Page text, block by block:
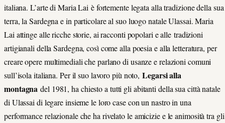
italiana. L’arte di Maria Lai è fortemente legata alla tradizione della sua
terra, la Sardegna e in particolare al suo luogo natale Ulassai. Maria
Lai attinge alle ricche storie, ai racconti popolari e alle tradizioni
artigianali della Sardegna, così come alla poesia e alla letteratura, per
creare opere multimediali che parlano di usanze e relazioni comuni
sull’isola italiana. Per il suo lavoro più noto,Legarsi alla
montagna del 1981, ha chiesto a tutti gli abitanti della sua città natale
di Ulassai di legare insieme le loro case con un nastro in una
performance relazionale che ha rivelato le amicizie e le animosità tra gli